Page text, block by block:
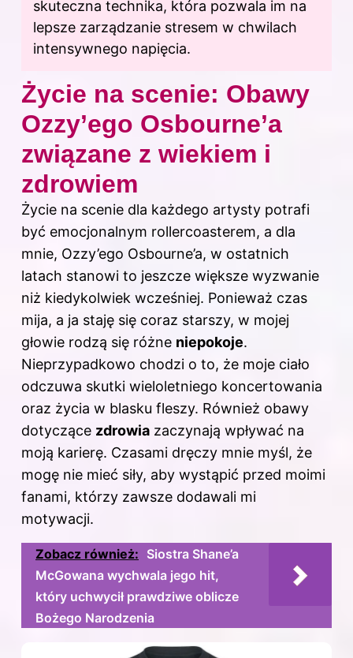
skuteczna technika, która pozwala im na
lepsze zarządzanie stresem w chwilach
intensywnego napięcia.
Życie na scenie: Obawy
Ozzy’ego Osbourne’a
związane z wiekiem i
zdrowiem
Życie na scenie dla każdego artysty potrafi
być emocjonalnym rollercoasterem, a dla
mnie, Ozzy’ego Osbourne’a, w ostatnich
latach stanowi to jeszcze większe wyzwanie
niż kiedykolwiek wcześniej. Ponieważ czas
mija, a ja staję się coraz starszy, w mojej
głowie rodzą się różne niepokoje.
Nieprzypadkowo chodzi o to, że moje ciało
odczuwa skutki wieloletniego koncertowania
oraz życia w blasku fleszy. Również obawy
dotyczące zdrowia zaczynają wpływać na
moją karierę. Czasami dręczy mnie myśl, że
mogę nie mieć siły, aby wystąpić przed moimi
fanami, którzy zawsze dodawali mi
motywacji.
Zobacz również: Siostra Shane’a
McGowana wychwala jego hit,
który uchwycił prawdziwe oblicze
Bożego Narodzenia